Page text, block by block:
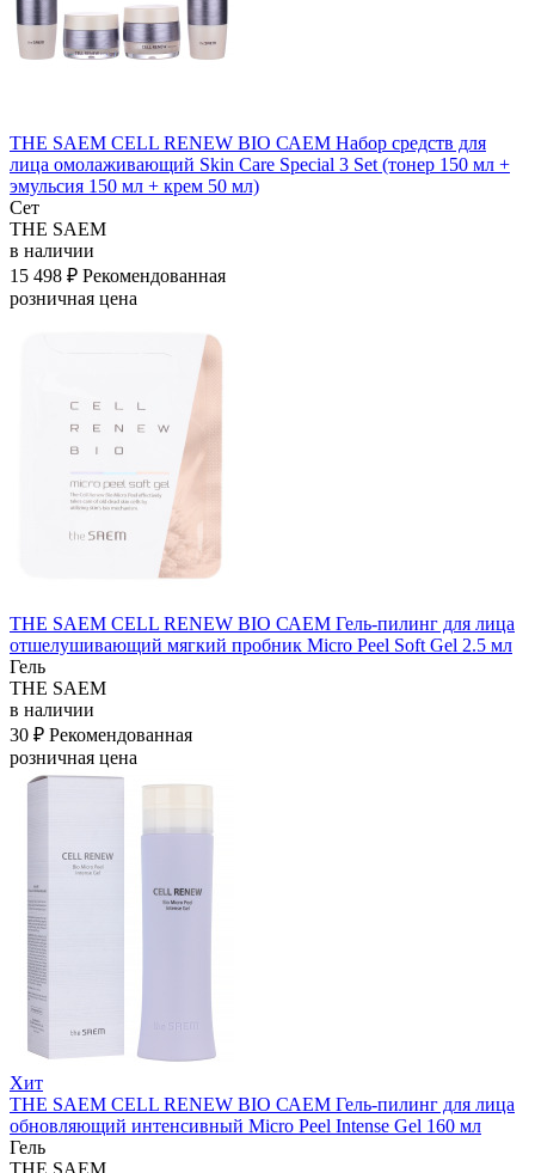
THE SAEM CELL RENEW BIO САЕМ Набор средств для
лица омолаживающий Skin Care Special 3 Set (тонер 150 мл +
эмульсия 150 мл + крем 50 мл)
Сет
THE SAEM
в наличии
15 498 ₽ Рекомендованная
розничная цена
THE SAEM CELL RENEW BIO САЕМ Гель-пилинг для лица
отшелушивающий мягкий пробник Micro Peel Soft Gel 2.5 мл
Гель
THE SAEM
в наличии
30 ₽ Рекомендованная
розничная цена
Хит
THE SAEM CELL RENEW BIO САЕМ Гель-пилинг для лица
обновляющий интенсивный Micro Peel Intense Gel 160 мл
Гель
THE SAEM